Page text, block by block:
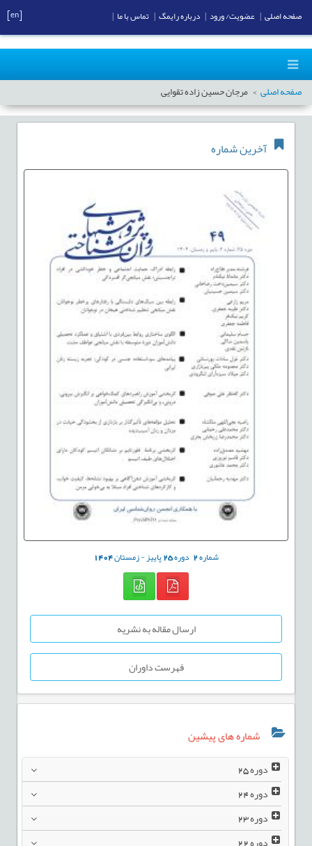
صفحه اصلی مرجان حسین زاده تقوایی
آخرین شماره
شماره2 دوره25پاییز - زمستان1404
ارسال مقاله به نشریه
فهرست داوران
شماره های پیشین
دوره25
دوره24
دوره23
صفحه اصلی عضویت/ ورود درباره رایمگ تماس با ما